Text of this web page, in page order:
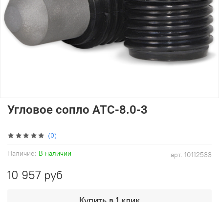
(0)
арт. 10112533
Наличие: В наличии
Угловое сопло ATC-8.0-3
10 957 руб